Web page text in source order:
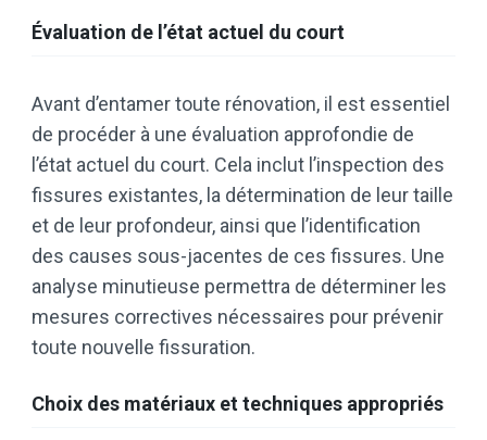
Évaluation de l’état actuel du court
Avant d’entamer toute rénovation, il est essentiel
de procéder à une évaluation approfondie de
l’état actuel du court. Cela inclut l’inspection des
fissures existantes, la détermination de leur taille
et de leur profondeur, ainsi que l’identification
des causes sous-jacentes de ces fissures. Une
analyse minutieuse permettra de déterminer les
mesures correctives nécessaires pour prévenir
toute nouvelle fissuration.
Choix des matériaux et techniques appropriés